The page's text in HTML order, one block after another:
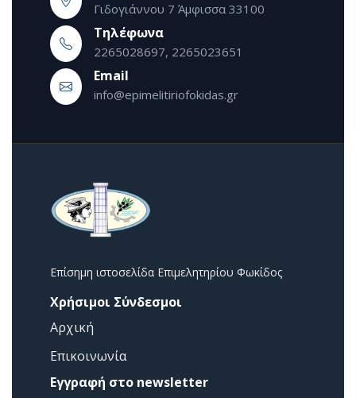
Γιδογιάννου 7 Άμφισσα 33100
Τηλέφωνα
2265028697, 2265023651
Εmail
info@epimelitiriofokidas.gr
Επίσημη ιστοσελίδα Επιμελητηρίου Φωκίδος
Χρήσιμοι Σύνδεσμοι
Αρχική
Επικοινωνία
Εγγραφή στο newsletter